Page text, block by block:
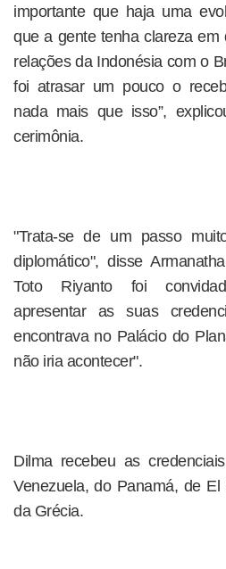
importante que haja uma
que a gente tenha clareza em
relações da Indonésia com o
foi atrasar um pouco o
nada mais que isso”,
cerimônia.
"Trata-se de um passo
diplomático", disse
Toto Riyanto foi
apresentar as suas
encontrava no Palácio do
não iria acontecer".
Dilma recebeu as
Venezuela, do Panamá, de
da Grécia.